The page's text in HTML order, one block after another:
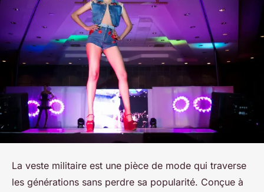
La veste militaire est une pièce de mode qui traverse
les générations sans perdre sa popularité. Conçue à